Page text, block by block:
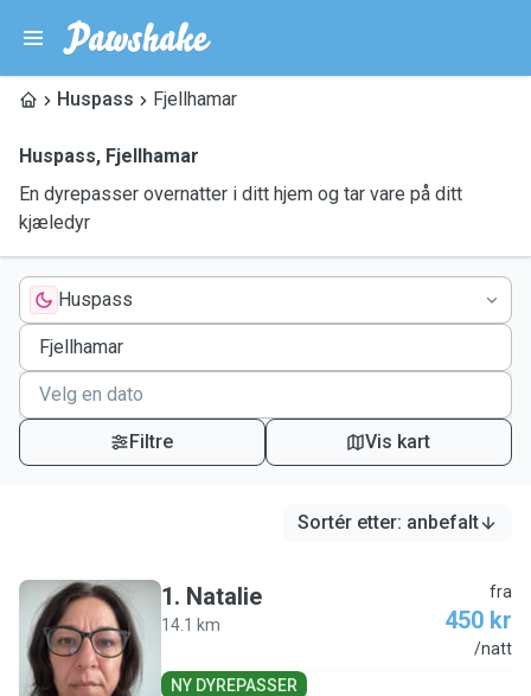
Huspass Fjellhamar
Huspass, Fjellhamar
En dyrepasser overnatter i ditt hjem og tar vare på ditt
kjæledyr
Huspass
Filtre Vis kart
Sortér etter: anbefalt
N
1. Natalie
14.1 km
fra
450 kr
/natt
NY DYREPASSER